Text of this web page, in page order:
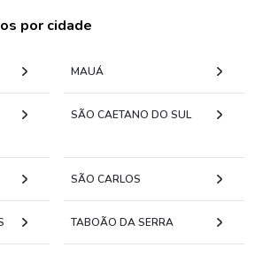
por cidade
MAUÁ
SÃO CAETANO DO SUL
SÃO CARLOS
TABOÃO DA SERRA